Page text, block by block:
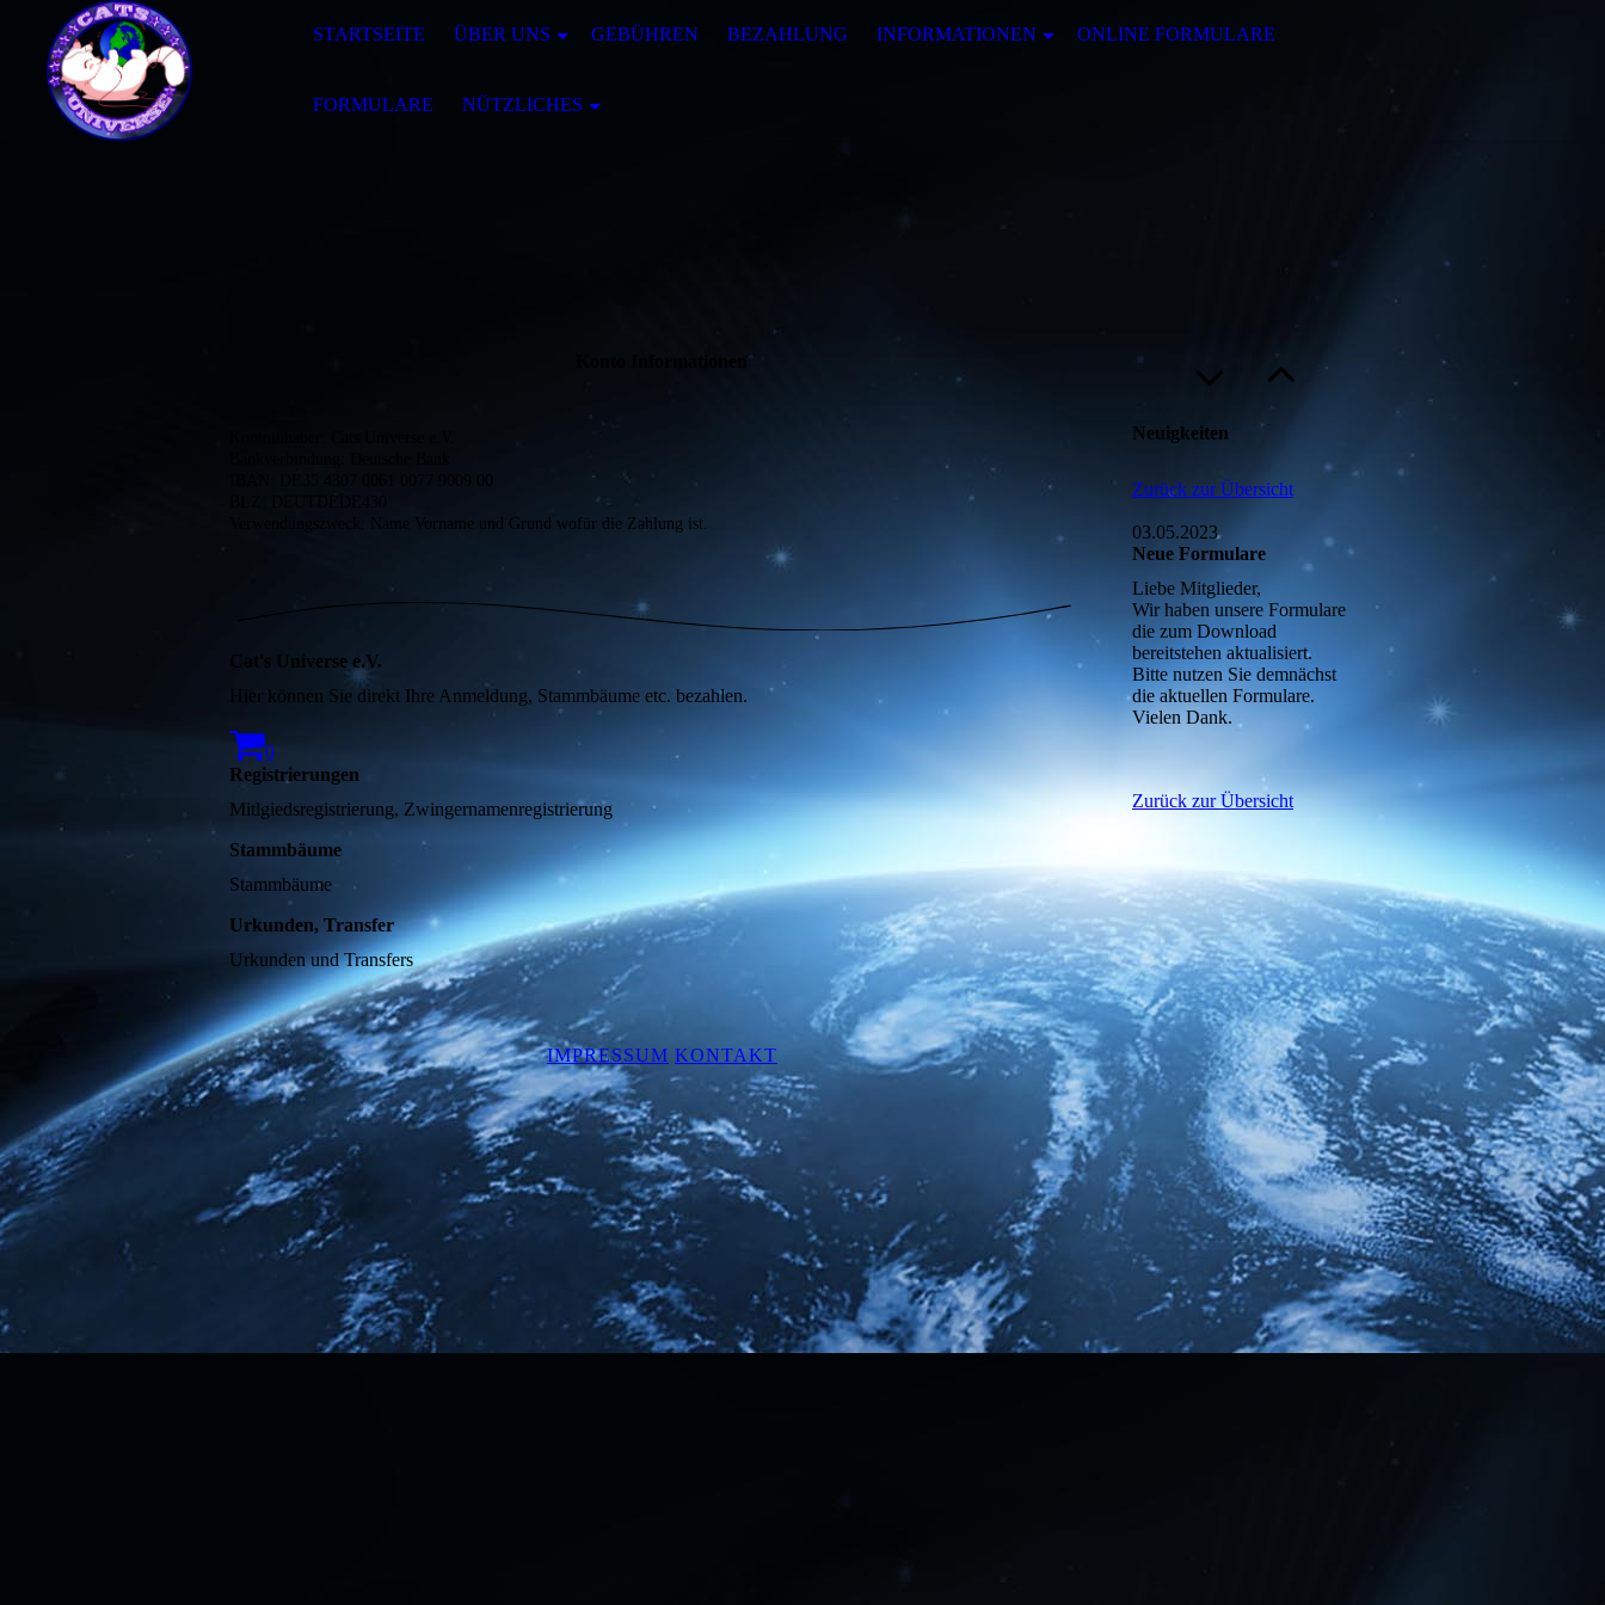
STARTSEITE ÜBER UNS GEBÜHREN BEZAHLUNG INFORMATIONEN ONLINE FORMULARE
FORMULARE NÜTZLICHES
Konto Informationen
BLZ: DEUTDEDE430
Verwendungszweck: Name Vorname und Grund wofür die Zahlung ist.
Cat's Universe e.V.
Hier können Sie direkt Ihre Anmeldung, Stammbäume etc. bezahlen.
0
Registrierungen
Stammbäume
Stammbäume
Urkunden, Transfer
Urkunden und Transfers
IMPRESSUM KONTAKT
Neuigkeiten
Zurück zur Übersicht
03.05.2023
Neue Formulare
Liebe Mitglieder,
Wir haben unsere Formulare
die zum Download
bereitstehen aktualisiert.
Bitte nutzen Sie demnächst
die aktuellen Formulare.
Vielen Dank.
Zurück zur Übersicht